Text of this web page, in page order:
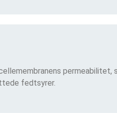
permeabilitet,
fedtsyrer.